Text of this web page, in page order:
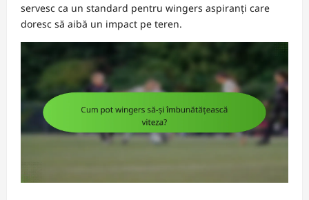
servesc ca un standard pentru wingers aspiranți care
doresc să aibă un impact pe teren.